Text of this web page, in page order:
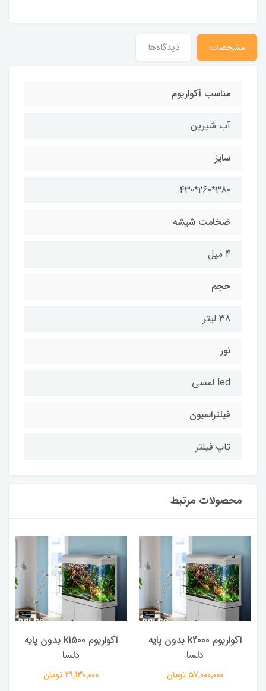
مشخصات دیدگاه‌ها
مناسب آکواریوم
آب شیرین
سایز
380*260*430
ضخامت شیشه
4 میل
حجم
38 لیتر
نور
led لمسی
فیلتراسیون
تاپ فیلتر
محصولات مرتبط
آکواریوم k2000 بدون پایه
دلسا
57,000,000 تومان
آکواریوم k1500 بدون پایه
دلسا
29,130,000 تومان